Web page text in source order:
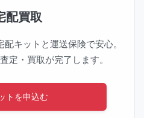
配買取
キットと運送保険で安心。
定・買取が完了します。
トを申込む